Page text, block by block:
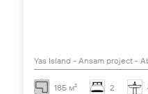
Yas Island - Ansam project -
185 м² 2